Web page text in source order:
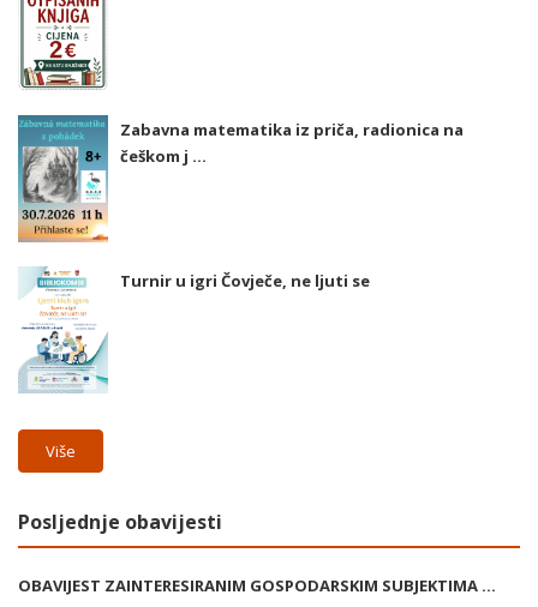
Zabavna matematika iz priča, radionica na
češkom j ...
Turnir u igri Čovječe, ne ljuti se
Više
Posljednje obavijesti
OBAVIJEST ZAINTERESIRANIM GOSPODARSKIM SUBJEKTIMA ...